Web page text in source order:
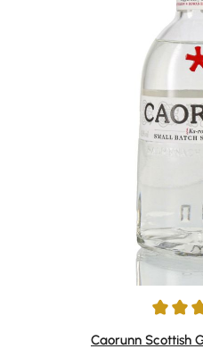
Durchschnittliche Bewertung
Caorunn Scottish